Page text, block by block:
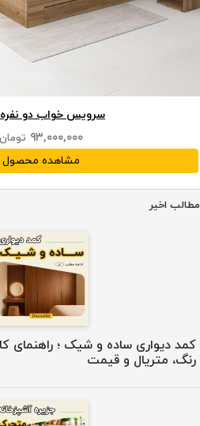
سرویس خواب دو نفره
۹۳,۰۰۰,۰۰۰ تومان
مشاهده محصول
مطالب اخیر
کمد دیواری ساده و شیک ؛ راهنمای
رنگ، متریال و قیمت